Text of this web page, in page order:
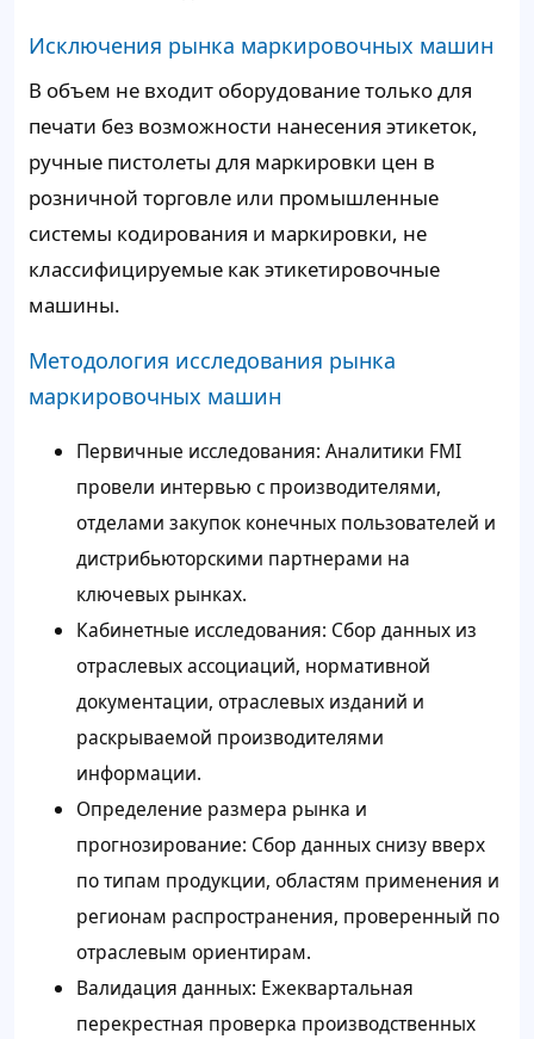
Исключения рынка маркировочных машин
В объем не входит оборудование только для
печати без возможности нанесения этикеток,
ручные пистолеты для маркировки цен в
розничной торговле или промышленные
системы кодирования и маркировки, не
классифицируемые как этикетировочные
машины.
Методология исследования рынка
маркировочных машин
Первичные исследования: Аналитики FMI
провели интервью с производителями,
отделами закупок конечных пользователей и
дистрибьюторскими партнерами на
ключевых рынках.
Кабинетные исследования: Сбор данных из
отраслевых ассоциаций, нормативной
документации, отраслевых изданий и
раскрываемой производителями
информации.
Определение размера рынка и
прогнозирование: Сбор данных снизу вверх
по типам продукции, областям применения и
регионам распространения, проверенный по
отраслевым ориентирам.
Валидация данных: Ежеквартальная
перекрестная проверка производственных